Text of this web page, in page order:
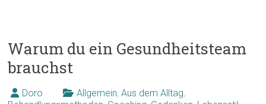
Warum du ein Gesundheitsteam
brauchst
Doro Allgemein,Aus dem Alltag,